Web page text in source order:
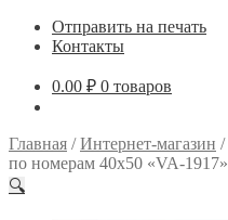
Отправить на печать
Контакты
0.00 ₽ 0 товаров
Главная /Интернет-магазин /
по номерам 40х50 «VA-1917»
🔍